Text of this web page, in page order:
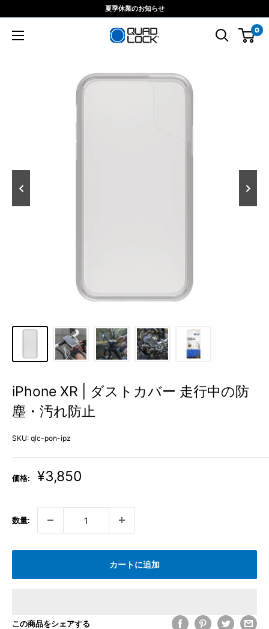
夏季休業のお知らせ
0
iPhone XR | ダストカバー 走行中の防
塵・汚れ防止
SKU: qlc-pon-ipz
価格:
販
価
格
¥3,850
数量:
カートに追加
この商品をシェアする